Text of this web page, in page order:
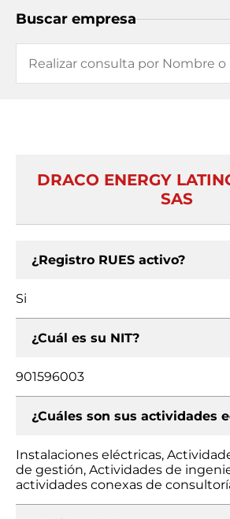
Buscar empresa
DRACO ENERGY
SAS
¿Registro RUES activo?
Si
¿Cuál es su NIT?
901596003
¿Cuáles son sus actividades
Instalaciones eléctricas,
de gestión, Actividades de
actividades conexas de